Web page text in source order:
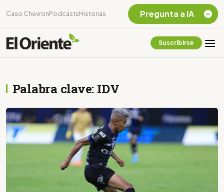
Caso Chevron Podcasts Historias
Suscribirse
Palabra clave: IDV
Pregunta a IA
Amazonia Ecuatoriana
¿En que consiste la
tasa minera que rige en
Ecuador?